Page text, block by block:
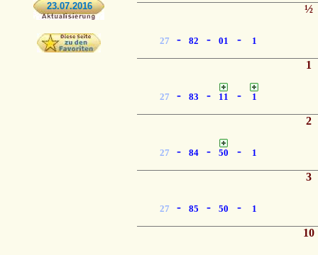
23.07.2016
27 - 82 - 01 - 1
½
27 - 83 - 11 - 1
1
27 - 84 - 50 - 1
2
27 - 85 - 50 - 1
3
10